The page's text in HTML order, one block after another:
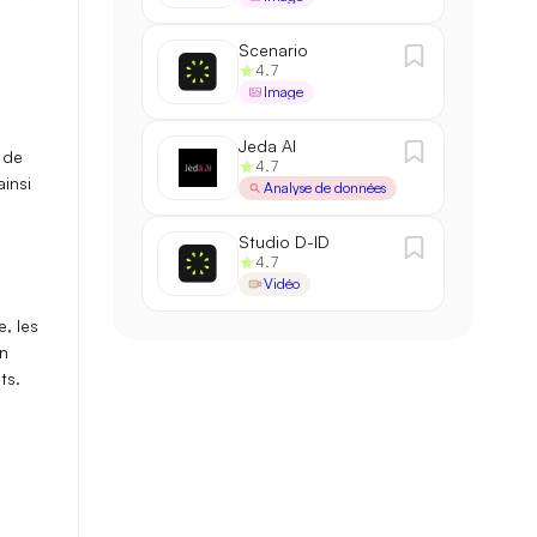
, les
Scenario
4.7
Image
Jeda AI
4.7
Analyse de données
Studio D-ID
4.7
Vidéo